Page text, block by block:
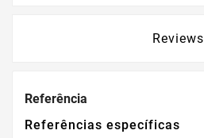
Reviews
Referência
Referências específicas